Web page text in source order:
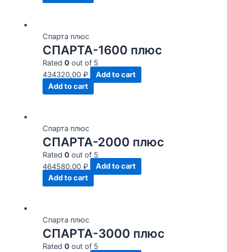
Спарта плюс
СПАРТА-1600 плюс
Rated 0out of 5
434320,00 ₽
Add to cart
Add to cart
Спарта плюс
СПАРТА-2000 плюс
Rated 0out of 5
464580,00 ₽
Add to cart
Add to cart
Спарта плюс
СПАРТА-3000 плюс
Rated 0out of 5